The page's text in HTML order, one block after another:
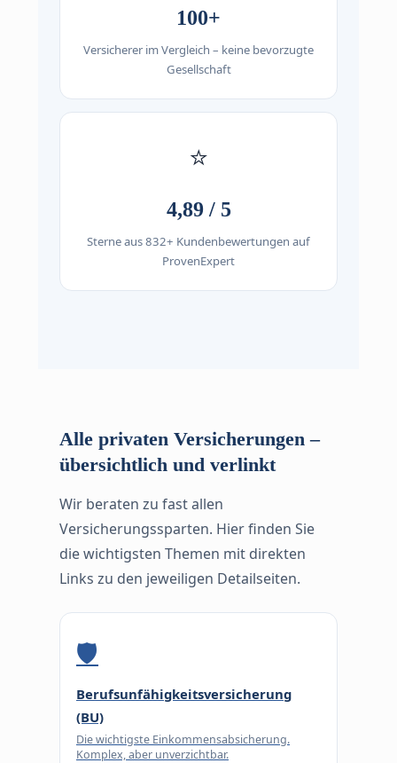
100+
Versicherer im Vergleich – keine bevorzugte
Gesellschaft
⭐
4,89 / 5
Sterne aus 832+ Kundenbewertungen auf
ProvenExpert
Alle privaten Versicherungen –
übersichtlich und verlinkt
Wir beraten zu fast allen
Versicherungssparten. Hier finden Sie
die wichtigsten Themen mit direkten
Links zu den jeweiligen Detailseiten.
🛡
Berufsunfähigkeitsversicherung
(BU)
Die wichtigste Einkommensabsicherung.
Komplex, aber unverzichtbar.